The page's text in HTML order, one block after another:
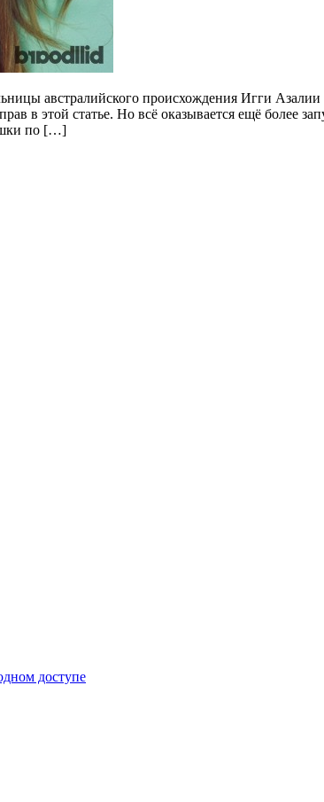
австралийского происхождения Игги
в этой статье. Но всё оказывается ещё более
по […]
доступе